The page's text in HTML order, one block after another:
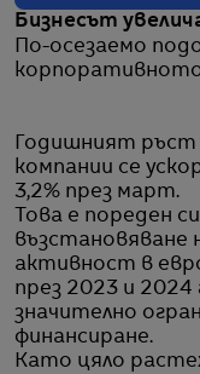
Бизнесът
По-осезаемо
Годишният ръст
компании се
3,2% през март.
Това е пореден
възстановяване
активност в
през 2023 и 2024
значително
финансиране.
Като цяло